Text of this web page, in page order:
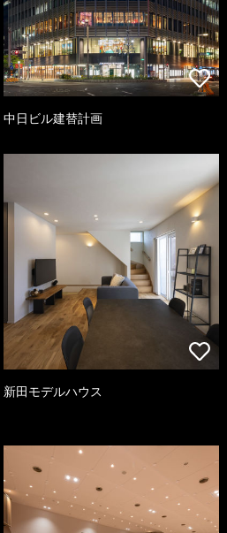
中日ビル建替計画
新田モデルハウス